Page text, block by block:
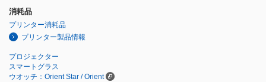
消耗品
プリンター消耗品
プリンター製品情報
プロジェクター
スマートグラス
ウオッチ：Orient Star / Orient